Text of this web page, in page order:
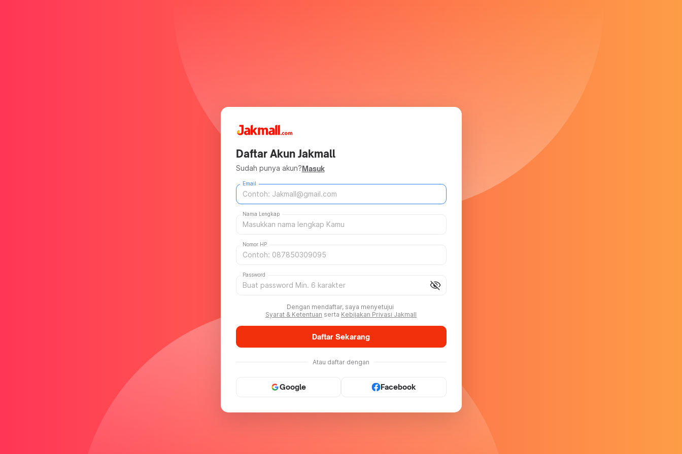
Daftar Akun Jakmall
Sudah punya akun?Masuk
Email
Nama Lengkap
Nomor HP
visibility_off
Password
Dengan mendaftar, saya menyetujui
Syarat & Ketentuan serta Kebijakan Privasi Jakmall
Daftar Sekarang
Atau daftar dengan
Google Facebook